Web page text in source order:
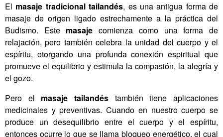
El masaje tradicional tailandés, es una antigua forma de
masaje de origen ligado estrechamente a la práctica del
Budismo. Este masaje comienza como una forma de
relajación, pero también celebra la unidad del cuerpo y el
espíritu, otorgando una profunda conexión espiritual que
promueve el equilibrio y estimula la compasión, la alegría y
el gozo.
Pero el masaje tailandés también tiene aplicaciones
medicinales y preventivas. Cuando en nuestro cuerpo se
produce un desequilibrio entre el cuerpo y el espíritu,
entonces ocurre lo que se llama bloqueo energético, el cual